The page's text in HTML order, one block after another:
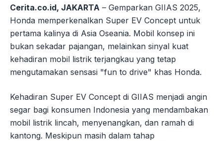
Cerita.co.id, JAKARTA – Gemparkan GIIAS 2025,
Honda memperkenalkan Super EV Concept untuk
pertama kalinya di Asia Oseania. Mobil konsep ini
bukan sekadar pajangan, melainkan sinyal kuat
kehadiran mobil listrik terjangkau yang tetap
mengutamakan sensasi "fun to drive" khas Honda.
Kehadiran Super EV Concept di GIIAS menjadi angin
segar bagi konsumen Indonesia yang mendambakan
mobil listrik lincah, menyenangkan, dan ramah di
kantong. Meskipun masih dalam tahap